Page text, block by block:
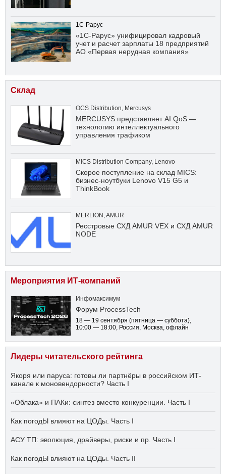
1С-Рарус
«1С-Рарус» унифицировал кадровый
учет и расчет зарплаты 18 предприятий
АО «Первая нерудная компания»
Склад
OCS Distribution, Mercusys
MERCUSYS представляет AI QoS —
технологию интеллектуального
управления трафиком
MICS Distribution Company, Lenovo
Скорое поступление на склад MICS:
бизнес-ноутбуки Lenovo V15 G5 и
ThinkBook
MERLION ,AMUR
Ресстровые СХД AMUR VEX и СХД AMUR
NODE
Мероприятия ИТ-компаний
Инфомаксимум
Форум ProcessTech
18 — 19 сентября (пятница — суббота),
10:00 — 18:00, Россия, Москва, офлайн
Лидеры читательского рейтинга
Якоря или паруса: готовы ли партнёры в российском ИТ-
канале к моновендорности? Часть I
«Облака» и ПАКи: синтез вместо конкуренции. Часть I
Как погодЫ влияют на ЦОДы. Часть I
АСУ ТП: эволюция, драйверы, риски и пр. Часть I
Как погодЫ влияют на ЦОДы. Часть II